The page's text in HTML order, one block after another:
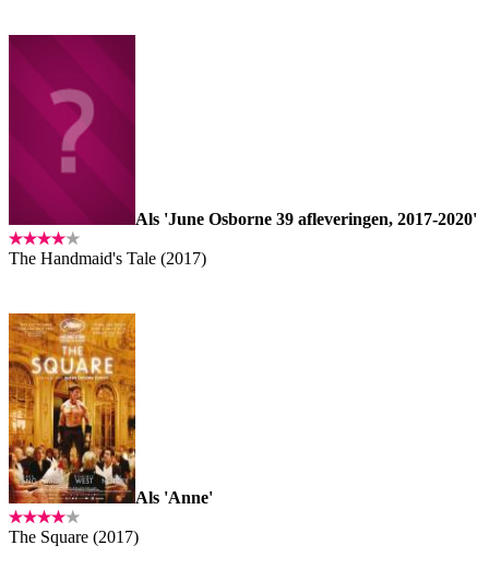
Als 'June Osborne 39 afleveringen, 2017-2020'
The Handmaid's Tale (2017)
Als 'Anne'
The Square (2017)